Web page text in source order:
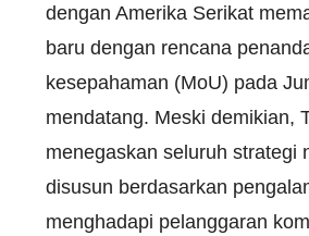
dengan Amerika Serikat
baru dengan rencana
kesepahaman (MoU) pada
mendatang. Meski demikian,
menegaskan seluruh strategi
disusun berdasarkan
menghadapi pelanggaran